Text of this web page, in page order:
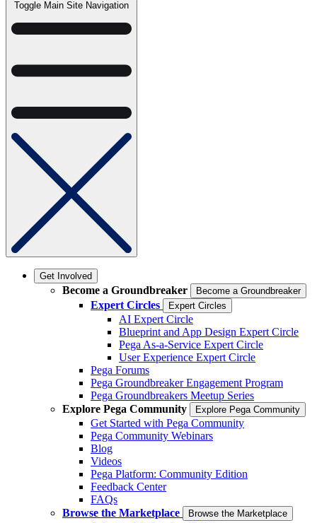
Toggle Main Site Navigation
Get Involved
Become a Groundbreaker Become a Groundbreaker
Expert Circles Expert Circles
AI Expert Circle
Blueprint and App Design Expert Circle
Pega As-a-Service Expert Circle
User Experience Expert Circle
Pega Forums
Pega Groundbreaker Engagement Program
Pega Groundbreakers Meetup Series
Explore Pega Community
Explore Pega Community
Get Started with Pega Community
Pega Community Webinars
Blog
Videos
Pega Platform: Community Edition
Feedback Center
FAQs
Browse the Marketplace
Browse the Marketplace